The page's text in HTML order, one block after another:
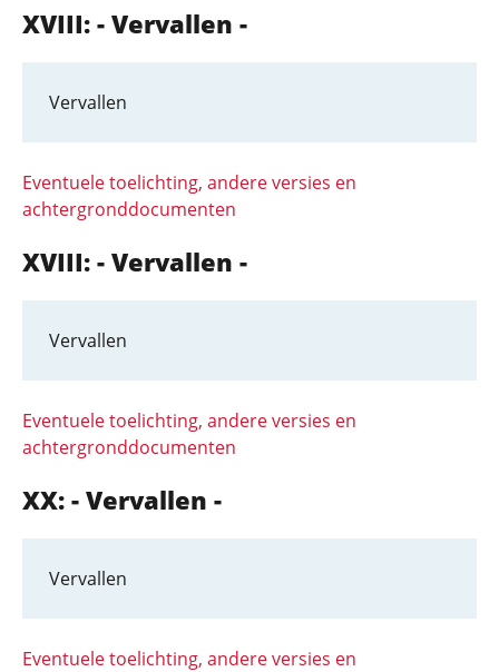
XVIII: - Vervallen -
Vervallen
Eventuele toelichting, andere versies en
achtergronddocumenten
XVIII: - Vervallen -
Vervallen
Eventuele toelichting, andere versies en
achtergronddocumenten
XX: - Vervallen -
Vervallen
Eventuele toelichting, andere versies en